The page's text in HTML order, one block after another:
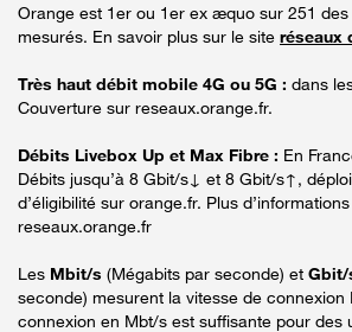
Orange est 1er ou 1er ex æquo sur 251
mesurés. En savoir plus sur le site réseaux
Très haut débit mobile 4G ou 5G : dans
Couverture sur reseaux.orange.fr.
Débits Livebox Up et Max Fibre : En
Débits jusqu’à 8 Gbit/s↓ et 8 Gbit/s↑,
d’éligibilité sur orange.fr. Plus
reseaux.orange.fr
Les Mbit/s (Mégabits par seconde) et Gbit/
seconde) mesurent la vitesse de connexion
connexion en Mbt/s est suffisante pour des